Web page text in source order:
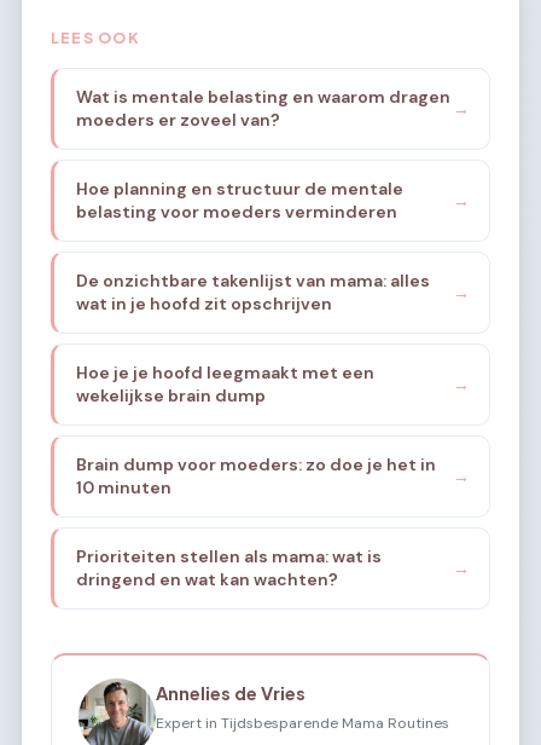
LEES OOK
Wat is mentale belasting en waarom dragen
moeders er zoveel van?
→
Hoe planning en structuur de mentale
belasting voor moeders verminderen
→
De onzichtbare takenlijst van mama: alles
wat in je hoofd zit opschrijven
→
Hoe je je hoofd leegmaakt met een
wekelijkse brain dump
→
Brain dump voor moeders: zo doe je het in
10 minuten
→
Prioriteiten stellen als mama: wat is
dringend en wat kan wachten?
→
Annelies de Vries
Expert in Tijdsbesparende Mama Routines